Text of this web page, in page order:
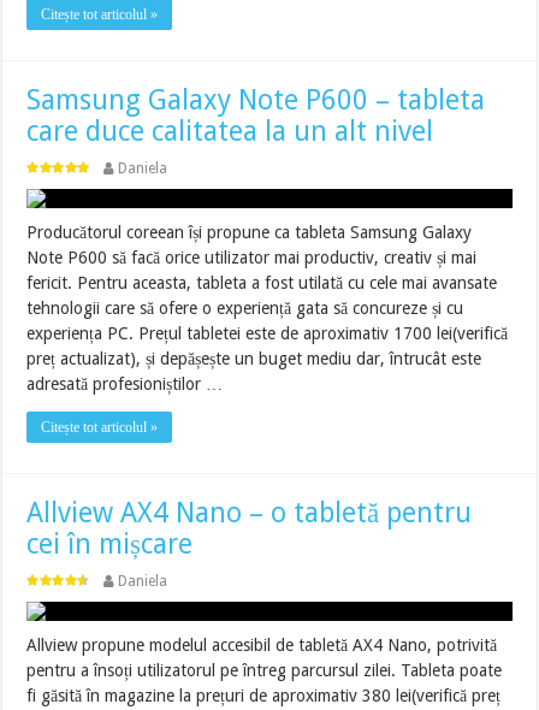
Citește tot articolul »
Samsung Galaxy Note P600 – tableta
care duce calitatea la un alt nivel
Daniela
Producătorul coreean își propune ca tableta Samsung Galaxy
Note P600 să facă orice utilizator mai productiv, creativ și mai
fericit. Pentru aceasta, tableta a fost utilată cu cele mai avansate
tehnologii care să ofere o experiență gata să concureze și cu
experiența PC. Prețul tabletei este de aproximativ 1700 lei(verifică
preț actualizat), și depășește un buget mediu dar, întrucât este
adresată profesioniștilor …
Citește tot articolul »
Allview AX4 Nano – o tabletă pentru
cei în mișcare
Daniela
Allview propune modelul accesibil de tabletă AX4 Nano, potrivită
pentru a însoți utilizatorul pe întreg parcursul zilei. Tableta poate
fi găsită în magazine la prețuri de aproximativ 380 lei(verifică preț